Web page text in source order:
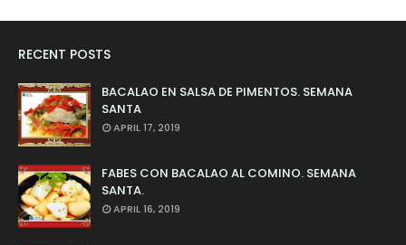
RECENT POSTS
BACALAO EN SALSA DE PIMENTOS. SEMANA
SANTA
APRIL 17, 2019
FABES CON BACALAO AL COMINO. SEMANA
SANTA.
APRIL 16, 2019